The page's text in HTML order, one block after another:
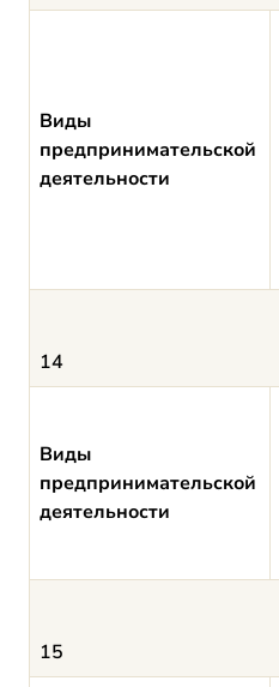
Виды
предпринимательской
деятельности
14
Виды
предпринимательской
деятельности
15